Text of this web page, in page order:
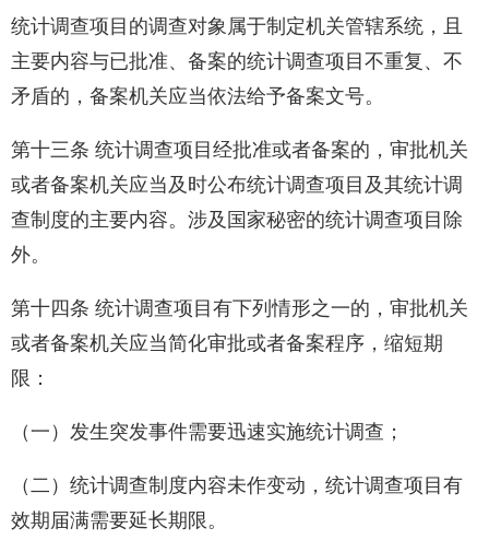
统计调查项目的调查对象属于制定机关管辖系统，且
主要内容与已批准、备案的统计调查项目不重复、不
矛盾的，备案机关应当依法给予备案文号。
第十三条 统计调查项目经批准或者备案的，审批机关
或者备案机关应当及时公布统计调查项目及其统计调
查制度的主要内容。涉及国家秘密的统计调查项目除
外。
第十四条 统计调查项目有下列情形之一的，审批机关
或者备案机关应当简化审批或者备案程序，缩短期
限：
（一）发生突发事件需要迅速实施统计调查；
（二）统计调查制度内容未作变动，统计调查项目有
效期届满需要延长期限。